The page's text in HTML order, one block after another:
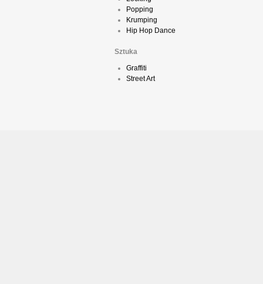
Popping
Krumping
Hip Hop Dance
Sztuka
Graffiti
Street Art